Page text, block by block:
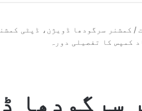
/ کمشنر سرگودھا ڈویژن، ڈپٹی
کمپس کا تفصیلی دورہ
سرگودھا